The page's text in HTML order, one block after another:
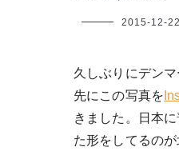
フ
2015-12-22
久しぶりにデン
先にこの写真を
きました。日本
た形をしてるの